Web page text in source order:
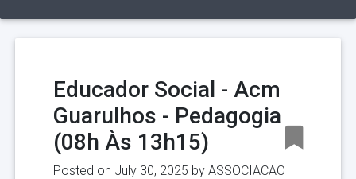
Educador Social - Acm
Guarulhos - Pedagogia
(08h Às 13h15)
Posted on July 30, 2025 by ASSOCIACAO